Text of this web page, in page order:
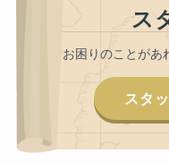
ス
お困りのことがあ
スタ